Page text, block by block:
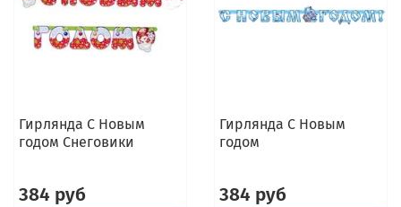
Гирлянда С Новым
годом Снеговики
384 руб
Гирлянда С Новым
годом
384 руб